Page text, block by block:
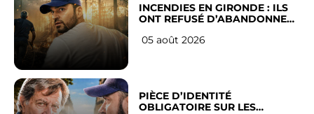
INCENDIES EN GIRONDE : ILS
ONT REFUSÉ D’ABANDONNER
05 août 2026
PIÈCE D’IDENTITÉ
OBLIGATOIRE SUR LES